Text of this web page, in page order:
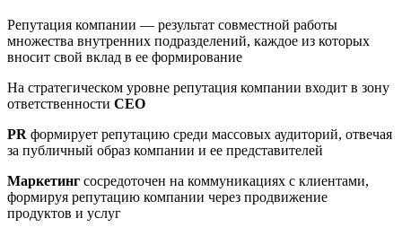
Репутация компании — результат совместной работы
множества внутренних подразделений, каждое из которых
вносит свой вклад в ее формирование
На стратегическом уровне репутация компании входит в зону
ответственности CEO
PR формирует репутацию среди массовых аудиторий, отвечая
за публичный образ компании и ее представителей
Маркетинг сосредоточен на коммуникациях с клиентами,
формируя репутацию компании через продвижение
продуктов и услуг